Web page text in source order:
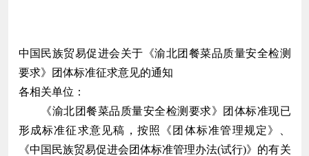
中国民族贸易促进会关于《渝北团餐菜品质量安全检测
要求》团体标准征求意见的通知
各相关单位：
《渝北团餐菜品质量安全检测要求》团体标准现已
形成标准征求意见稿，按照《团体标准管理规定》、
《中国民族贸易促进会团体标准管理办法(试行)》的有关